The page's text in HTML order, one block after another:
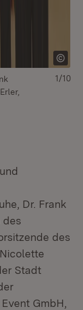
1/10
Dr. Frank
des
des
Stadt
GmbH,